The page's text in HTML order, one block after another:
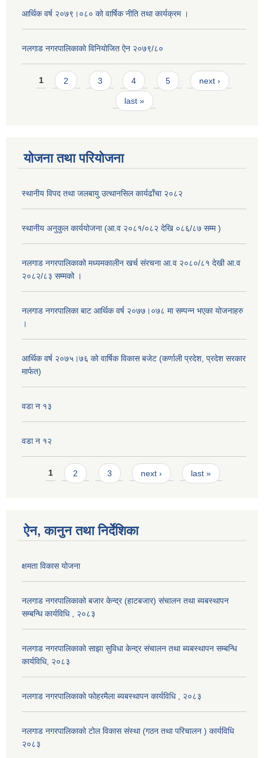
आर्थिक वर्ष २०७९।०८० को वार्षिक नीति तथा कार्यक्रम ।
नलगाड नगरपालिकाको विनियोजित ऐन २०७९/८०
Pages
1 2 3 4 5 next ›
last »
योजना तथा परियोजना
स्थानीय विपद तथा जलबायु उत्थानसिल कार्यढाँचा २०८२
स्थानीय अनुकुल कार्ययोजना (आ.व २०८१/०८२ देखि ०८६/८७ सम्म )
नलगाड नगरपालिकाको मध्यमकालीन खर्च संरचना आ.व २०८०/८१ देखी आ.व
२०८२/८३ सम्मको ।
नलगाड नगरपालिका बाट आर्थिक वर्ष २०७७।०७८ मा सम्पन्न भएका योजनाहरु
।
आर्थिक वर्ष २०७५।७६ को वार्षिक विकास बजेट (कर्णाली प्रदेश, प्रदेश सरकार
मार्फत)
वडा न १३
वडा न १२
Pages
1 2 3 next › last »
ऐन, कानुन तथा निर्देशिका
क्षमता विकास योजना
नलगाड नगरपालिकाको बजार केन्द्र (हाटबजार) संचालन तथा ब्यबस्थापन
सम्बन्धि कार्यविधि , २०८३
नलगाड नगरपालिकाको साझा सुविधा केन्द्र संचालन तथा ब्यबस्थापन सम्बन्धि
कार्यविधि, २०८३
नलगाड नगरपालिकाको फोहरमैला ब्यबस्थापन कार्यविधि , २०८३
नलगाड नगरपालिकाको टोल विकास संस्था (गठन तथा परिचालन ) कार्यविधि
२०८३